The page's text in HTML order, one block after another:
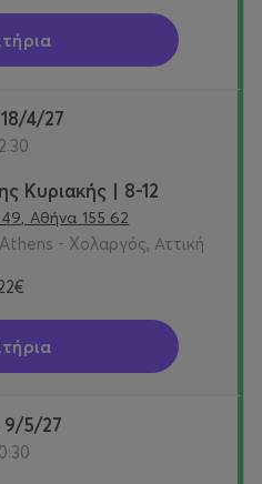
18/4/27
12:30
Κυριακής | 8-12
Αθήνα 155 62
- Χολαργός, Αττική
9/5/27
10:30